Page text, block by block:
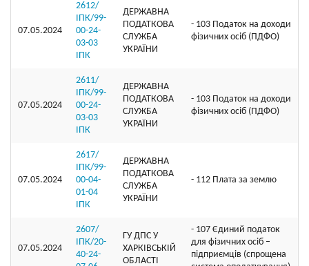
07.05.2024
2612/
ІПК/99-
00-24-
03-03
ІПК
ДЕРЖАВНА
ПОДАТКОВА
СЛУЖБА
УКРАЇНИ
- 103 Податок на доходи
фізичних осіб (ПДФО)
07.05.2024
2611/
ІПК/99-
00-24-
03-03
ІПК
ДЕРЖАВНА
ПОДАТКОВА
СЛУЖБА
УКРАЇНИ
- 103 Податок на доходи
фізичних осіб (ПДФО)
07.05.2024
2617/
ІПК/99-
00-04-
01-04
ІПК
ДЕРЖАВНА
ПОДАТКОВА
СЛУЖБА
УКРАЇНИ
- 112 Плата за землю
07.05.2024
2607/
ІПК/20-
40-24-
ГУ ДПС У
ХАРКІВСЬКІЙ
ОБЛАСТІ
- 107 Єдиний податок
для фізичних осіб –
підприємців (спрощена